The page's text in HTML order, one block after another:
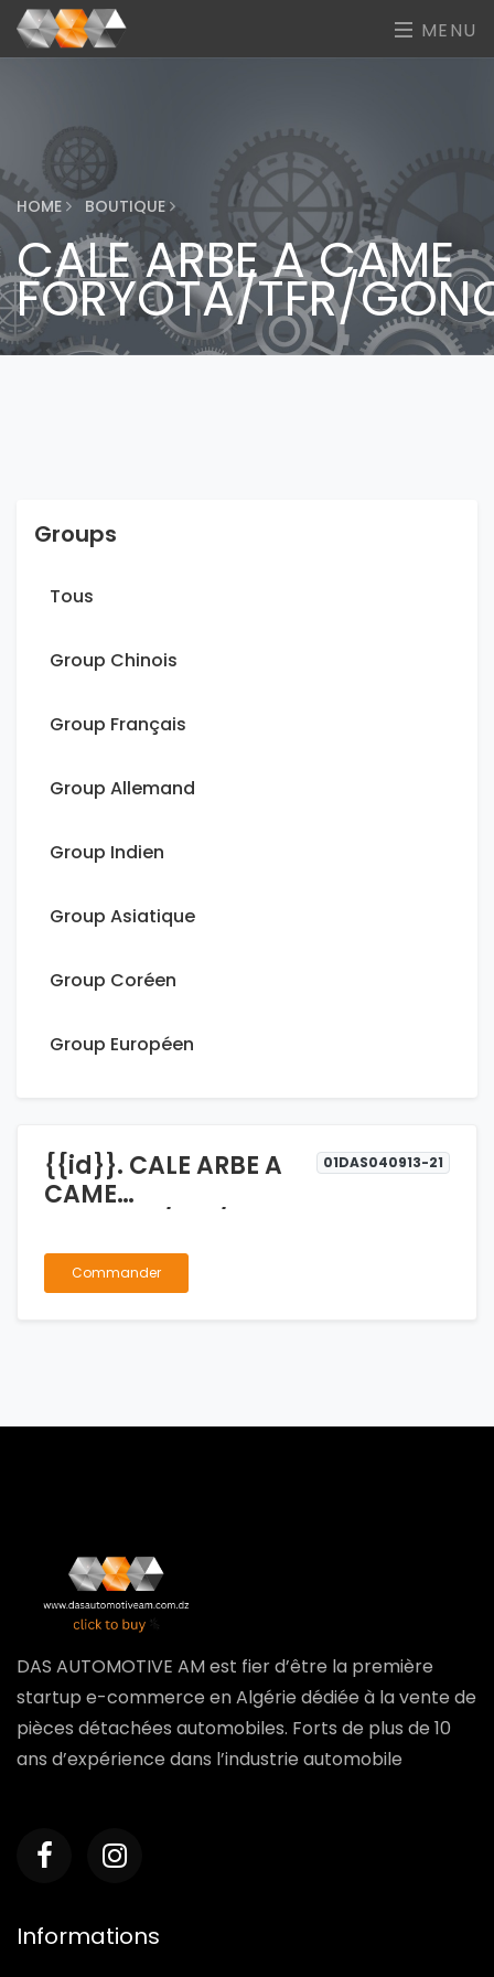
MENU
HOME BOUTIQUE
CALE ARBE A CAME
FORYOTA/TFR/
Groups
Tous
Group Chinois
Group Français
Group Allemand
Group Indien
Group Asiatique
Group Coréen
Group Européen
{{id}}. CALE ARBE A
CAME
01DAS040913-21
Commander
DAS AUTOMOTIVE AM est fier d’être la première
startup e-commerce en Algérie dédiée à la vente de
pièces détachées automobiles. Forts de plus de 10
ans d’expérience dans l’industrie automobile
Informations